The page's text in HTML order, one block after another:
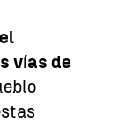
el
vías de